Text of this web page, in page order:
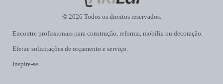
Encontre profissionais para construção, reforma, mobília ou decoração.
Efetue solicitações de orçamento e serviço.
Inspire-se.
© 2026 Todos os direitos reservados.